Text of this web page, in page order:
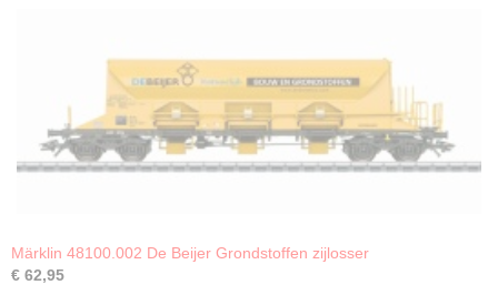
Märklin 48100.002 De Beijer Grondstoffen zijlosser
€ 62,95